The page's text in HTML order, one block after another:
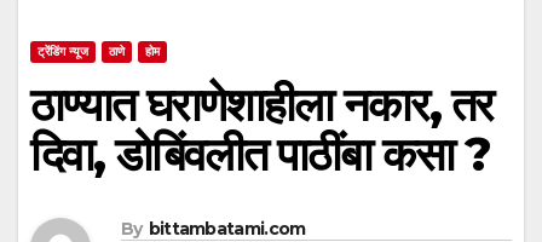
ट्रेंडिंग न्यूज ठाणे होम
ठाण्यात घराणेशाहीला नकार, तर
दिवा, डोबिंवलीत पाठींबा कसा ?
By bittambatami.com